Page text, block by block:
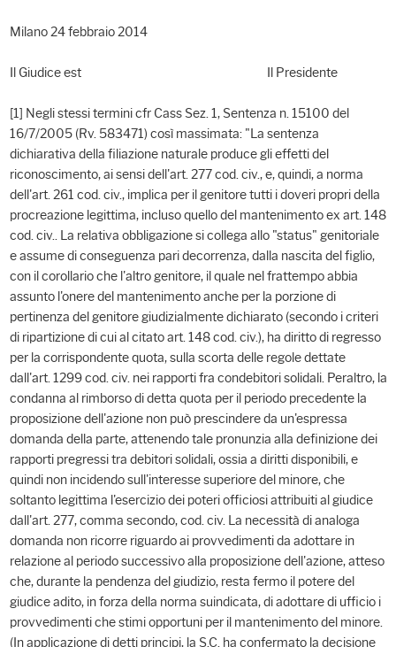
Milano 24 febbraio 2014
Il Giudice est Il Presidente
[1] Negli stessi termini cfr Cass Sez. 1, Sentenza n. 15100 del
16/7/2005 (Rv. 583471) così massimata: "La sentenza
dichiarativa della filiazione naturale produce gli effetti del
riconoscimento, ai sensi dell'art. 277 cod. civ., e, quindi, a norma
dell'art. 261 cod. civ., implica per il genitore tutti i doveri propri della
procreazione legittima, incluso quello del mantenimento ex art. 148
cod. civ.. La relativa obbligazione si collega allo "status" genitoriale
e assume di conseguenza pari decorrenza, dalla nascita del figlio,
con il corollario che l'altro genitore, il quale nel frattempo abbia
assunto l'onere del mantenimento anche per la porzione di
pertinenza del genitore giudizialmente dichiarato (secondo i criteri
di ripartizione di cui al citato art. 148 cod. civ.), ha diritto di regresso
per la corrispondente quota, sulla scorta delle regole dettate
dall'art. 1299 cod. civ. nei rapporti fra condebitori solidali. Peraltro, la
condanna al rimborso di detta quota per il periodo precedente la
proposizione dell'azione non può prescindere da un'espressa
domanda della parte, attenendo tale pronunzia alla definizione dei
rapporti pregressi tra debitori solidali, ossia a diritti disponibili, e
quindi non incidendo sull'interesse superiore del minore, che
soltanto legittima l'esercizio dei poteri officiosi attribuiti al giudice
dall'art. 277, comma secondo, cod. civ. La necessità di analoga
domanda non ricorre riguardo ai provvedimenti da adottare in
relazione al periodo successivo alla proposizione dell'azione, atteso
che, durante la pendenza del giudizio, resta fermo il potere del
giudice adito, in forza della norma suindicata, di adottare di ufficio i
provvedimenti che stimi opportuni per il mantenimento del minore.
(In applicazione di detti principi, la S.C. ha confermato la decisione